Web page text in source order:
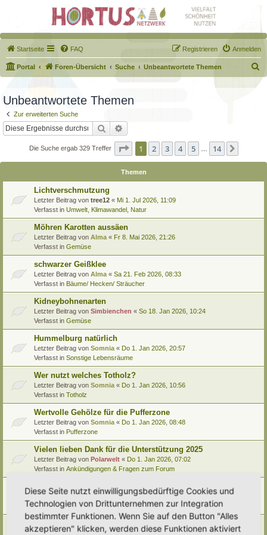
Startseite FAQ Anmelden
Registrieren
Portal Foren-Übersicht Suche Unbeantwortete Themen
u
Unbeantwortete Themen
Zur erweiterten Suche
Suche
Die Suche ergab 329 Treffer Seite 1von 14
1 2 3 4 5 14
Themen
Lichtverschmutzung
Letzter Beitrag von tree12 « Mi 1. Jul 2026, 11:09
Verfasst in Umwelt, Klimawandel, Natur
Möhren Karotten aussäen
Letzter Beitrag von Alma « Fr 8. Mai 2026, 21:26
Verfasst in Gemüse
schwarzer Geißklee
Letzter Beitrag von Alma « Sa 21. Feb 2026, 08:33
Verfasst in Bäume/ Hecken/ Sträucher
Kidneybohnenarten
Letzter Beitrag von Simbienchen « So 18. Jan 2026, 10:24
Verfasst in Gemüse
Hummelburg natürlich
Letzter Beitrag von Somnia « Do 1. Jan 2026, 20:57
Verfasst in Sonstige Lebensräume
Wer nutzt welches Totholz?
Letzter Beitrag von Somnia « Do 1. Jan 2026, 10:56
Verfasst in Totholz
Wertvolle Gehölze für die Pufferzone
Letzter Beitrag von Somnia « Do 1. Jan 2026, 08:48
Verfasst in Pufferzone
Vielen lieben Dank für die Unterstützung 2025
Letzter Beitrag von Polarwelt « Do 1. Jan 2026, 07:02
Verfasst in Ankündigungen & Fragen zum Forum
Pflanzenportrait (9): Quitte
Letzter Beitrag von Ann1981«Mi 24. Dez 2025, 12:15
Verfasst inPflanzenportraits/ Identifikation
Video Empfehlung (nicht nur) für Kinder
Letzter Beitrag vonMiri « Di 23. Dez 2025, 21:56
Diese Seite nutzt einwilligungsbedürftige Cookies und
Technologien von Drittunternehmen zur Integration
bestimmter Funktionen. Wenn Sie auf den Button "Alles
akzeptieren" klicken, werden diese Funktionen aktiviert